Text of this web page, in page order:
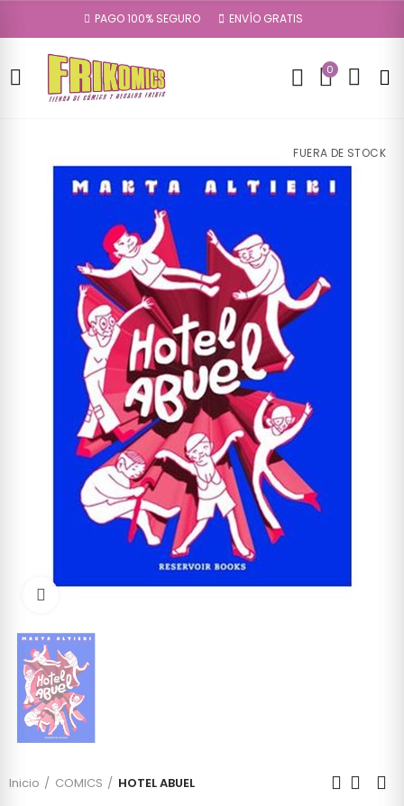
PAGO 100% SEGURO ENVÍO GRATIS
0
FUERA DE STOCK
Inicio COMICS HOTEL ABUEL